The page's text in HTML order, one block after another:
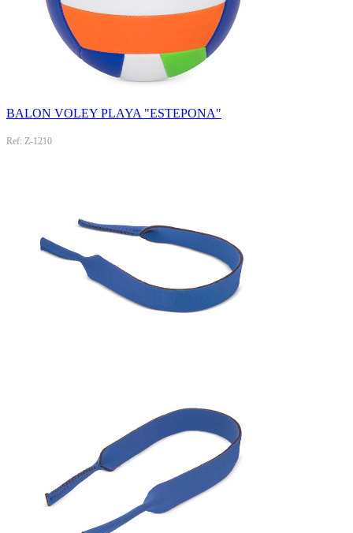
BALON VOLEY PLAYA "ESTEPONA"
Ref: Z-1210